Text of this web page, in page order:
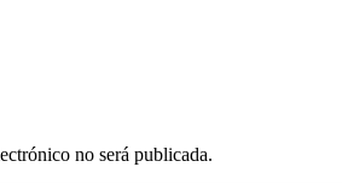
no será publicada.